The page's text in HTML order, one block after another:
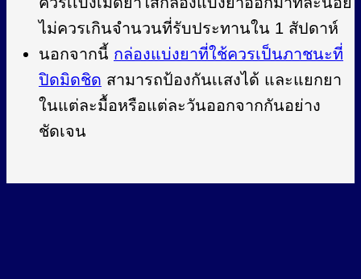
ไม่ควรเกินจำนวนที่รับประทานใน 1 สัปดาห์
นอกจากนี้ กล่องแบ่งยาที่ใช้ควรเป็นภาชนะที่
ปิดมิดชิด สามารถป้องกันเเสงได้ และแยกยา
ในแต่ละมื้อหรือแต่ละวันออกจากกันอย่าง
ชัดเจน